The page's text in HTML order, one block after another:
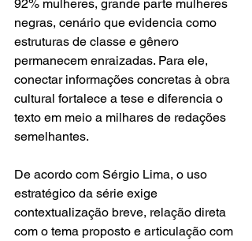
92% mulheres, grande parte mulheres
negras, cenário que evidencia como
estruturas de classe e gênero
permanecem enraizadas. Para ele,
conectar informações concretas à obra
cultural fortalece a tese e diferencia o
texto em meio a milhares de redações
semelhantes.
De acordo com Sérgio Lima, o uso
estratégico da série exige
contextualização breve, relação direta
com o tema proposto e articulação com